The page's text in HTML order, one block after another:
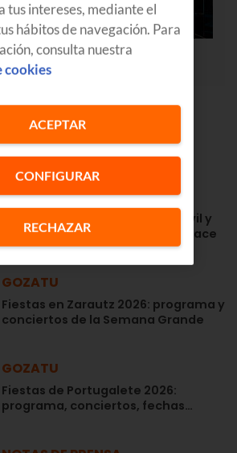
APRENDE
Euskaltel en Navarra: fibra, móvil y
la cercanía de siempre desde hace
años
GOZATU
Fiestas en Zarautz 2026: programa y
conciertos de la Semana Grande
GOZATU
Fiestas de Portugalete 2026:
programa, conciertos, fechas…
tus intereses, mediante el
hábitos de navegación. Para
consulta nuestra
cookies
CONFIGURAR
RECHAZAR
ACEPTAR